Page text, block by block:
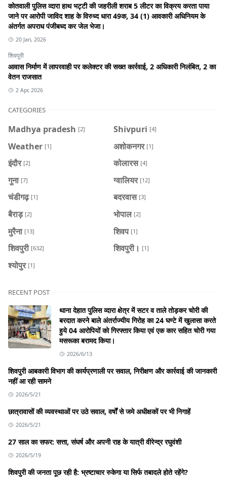
कोतवाली पुलिस व्दारा हाथ भट्टी की जहरीली शराब 5 लीटर का विक्रय करता पाया
जाने पर आरोपी जाविद शाह के विरुध्द धारा 49क, 34 (1) आवकारी अधिनियम के
अंतर्गत अपराध पंजीबध्द कर जेल भेजा।
20 Jan, 2026
शिवपुरी
आवास निर्माण में लापरवाही पर कलेक्टर की सख्त कार्रवाई, 2 अधिकारी निलंबित, 2 का
वेतन राजसात
2 Apr, 2026
CATEGORIES
Madhya pradesh [2] Shivpuri [4]
Weather [1] अशोकनगर [1]
इंदौर [2] कोलारस [4]
गुना [7] ग्वालियर [12]
चंडीगढ़ [1] बदरवास [3]
बैराड़ [2] भोपाल [2]
मुरैना [13] शिवप [1]
शिवपुरी [632] शिवपुरी। [1]
श्योपुर [1]
RECENT POST
थाना देहात पुलिस व्दारा क्षेत्र में सटर व ताले तोड़कर चोरी की
बरदात करने बाले अंतर्राज्यीय गिरोह का 24 घण्टे में खुलासा करते
हुये 04 आरोपियों को गिरफ्तार किया एवं एक कार सहित चोरी गया
मसरूका बरामद किया।
2026/6/13
शिवपुरी आबकारी विभाग की कार्यप्रणाली पर सवाल, निरीक्षण और कार्रवाई की जानकारी
नहीं आ रही सामने
2026/5/21
छात्रावासों की व्यवस्थाओं पर उठे सवाल, वर्षों से जमे अधीक्षकों पर भी निगाहें
2026/5/21
27 साल का सफर: सत्ता, संघर्ष और अपनी राह के यात्री वीरेन्द्र रघुवंशी
2026/5/19
शिवपुरी की जनता पूछ रही है: भ्रष्टाचार रुकेगा या सिर्फ तबादले होते रहेंगे?